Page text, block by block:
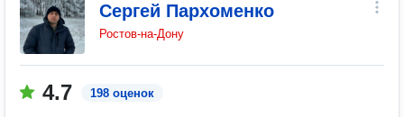
Сергей Пархоменко
Ростов-на-Дону
4.7 198 оценок